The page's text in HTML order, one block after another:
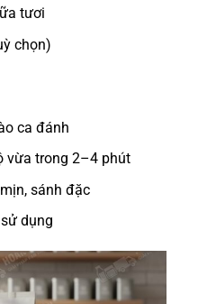
tươi
chọn)
ca đánh
vừa trong 2–4 phút
sánh đặc
dụng